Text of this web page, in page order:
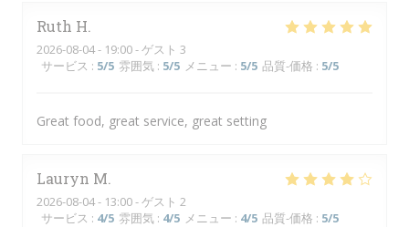
Ruth H
2026-08-04- 19:00 - ゲスト 3
サービス : 5/5 雰囲気 : 5/5 メニュー : 5/5 品質-価格 : 5/5
Great food, great service, great setting
Lauryn M
2026-08-04- 13:00 - ゲスト 2
サービス : 4/5 雰囲気 : 4/5 メニュー : 4/5 品質-価格 : 5/5